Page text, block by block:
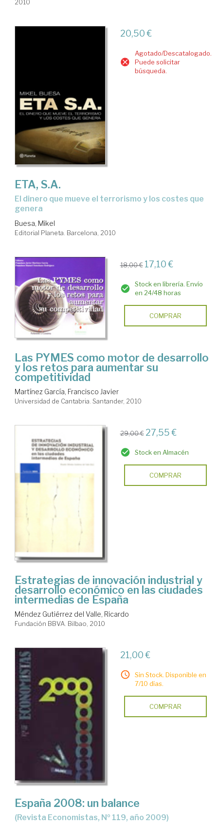
2010
20,50 €
Agotado/Descatalogado.
Puede solicitar
búsqueda.
ETA, S.A.
el dinero que mueve el terrorismo y los costes que
genera
Buesa, Mikel
Editorial Planeta. Barcelona, 2010
18,00 € 17,10 €
Stock en librería. Envío
en 24/48 horas
COMPRAR
Las PYMES como motor de desarrollo
y los retos para aumentar su
competitividad
Martínez García, Francisco Javier
Universidad de Cantabria. Santander, 2010
29,00 € 27,55 €
Stock en Almacén
COMPRAR
Estrategias de innovación industrial y
desarrollo económico en las ciudades
intermedias de España
Méndez Gutiérrez del Valle, Ricardo
Fundación BBVA. Bilbao, 2010
21,00 €
Sin Stock. Disponible en
7/10 días.
COMPRAR
España 2008: un balance
(Revista Economistas, Nº 119, año 2009)